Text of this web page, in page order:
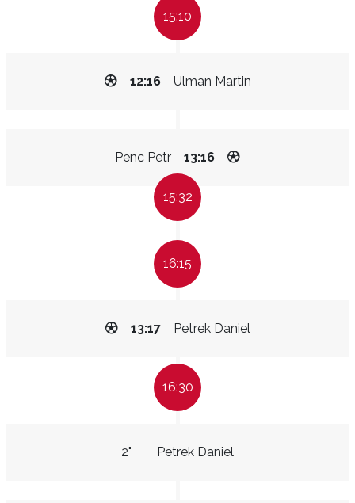
15:10
Ulman Martin
12:16
Penc Petr 13:16
15:32
16:15
Petrek Daniel
13:17
16:30
Petrek Daniel
2"